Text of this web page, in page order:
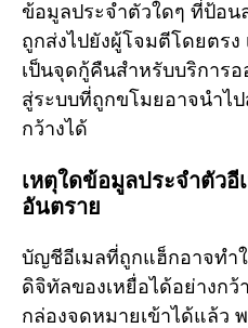
ข้อมูลประจำตัวใดๆ ที่ป้อ
ถูกส่งไปยังผู้โจมตีโดยตร
เป็นจุดกู้คืนสำหรับบริการ
สู่ระบบที่ถูกขโมยอาจนำไ
กว้างได้
เหตุใดข้อมูลประจำตัวอี
อันตราย
บัญชีอีเมลที่ถูกแฮ็กอาจทำ
ดิจิทัลของเหยื่อได้อย่างก
กล่องจดหมายเข้าได้แล้ว